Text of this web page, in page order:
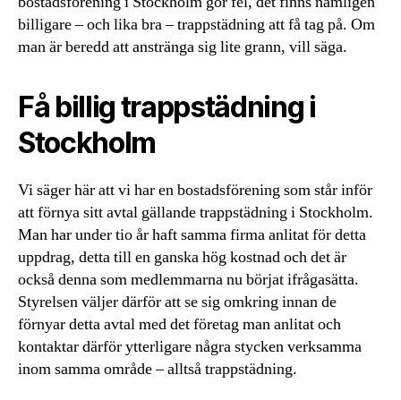
billigare – och lika bra – trappstädning att få tag på. Om
man är beredd att anstränga sig lite grann, vill säga.
Få billig trappstädning i
Stockholm
Vi säger här att vi har en bostadsförening som står inför
att förnya sitt avtal gällande trappstädning i Stockholm.
Man har under tio år haft samma firma anlitat för detta
uppdrag, detta till en ganska hög kostnad och det är
också denna som medlemmarna nu börjat ifrågasätta.
Styrelsen väljer därför att se sig omkring innan de
förnyar detta avtal med det företag man anlitat och
kontaktar därför ytterligare några stycken verksamma
inom samma område – alltså trappstädning.